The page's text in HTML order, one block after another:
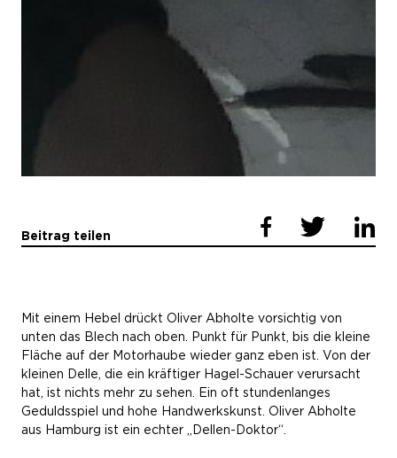
Beitrag teilen
Mit einem Hebel drückt Oliver Abholte vorsichtig von
unten das Blech nach oben. Punkt für Punkt, bis die kleine
Fläche auf der Motorhaube wieder ganz eben ist. Von der
kleinen Delle, die ein kräftiger Hagel-Schauer verursacht
hat, ist nichts mehr zu sehen. Ein oft stundenlanges
Geduldsspiel und hohe Handwerkskunst. Oliver Abholte
aus Hamburg ist ein echter „Dellen-Doktor“.